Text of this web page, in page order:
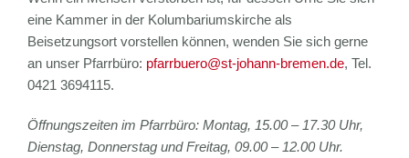
eine Kammer in der Kolumbariumskirche als
Beisetzungsort vorstellen können, wenden Sie sich gerne
an unser Pfarrbüro: pfarrbuero@st-johann-bremen.de, Tel.
0421 3694115.
Öffnungszeiten im Pfarrbüro: Montag, 15.00 – 17.30 Uhr,
Dienstag, Donnerstag und Freitag, 09.00 – 12.00 Uhr.